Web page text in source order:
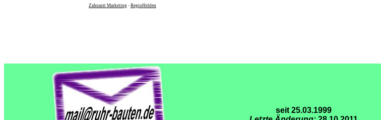
Zahnarzt Marketing - RegioHelden
seit 25.03.1999